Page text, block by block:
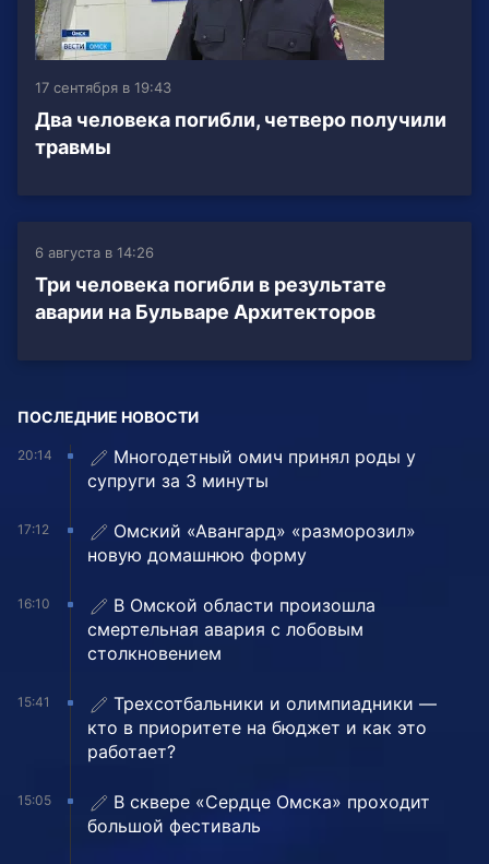
17 сентября в 19:43
Два человека погибли, четверо получили
травмы
6 августа в 14:26
Три человека погибли в результате
аварии на Бульваре Архитекторов
ПОСЛЕДНИЕ НОВОСТИ
20:14
Многодетный омич принял роды у
супруги за 3 минуты
17:12
Омский «Авангард» «разморозил»
новую домашнюю форму
16:10
В Омской области произошла
смертельная авария с лобовым
столкновением
15:41
Трехсотбальники и олимпиадники —
кто в приоритете на бюджет и как это
работает?
15:05
В сквере «Сердце Омска» проходит
большой фестиваль